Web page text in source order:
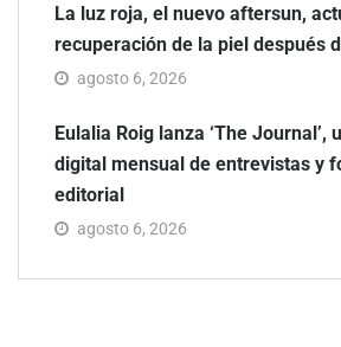
La luz roja, el nuevo aftersun,
recuperación de la piel después
agosto 6, 2026
Eulalia Roig lanza ‘The Journal’,
digital mensual de entrevistas y
editorial
agosto 6, 2026